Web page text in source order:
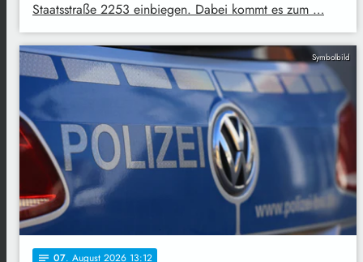
Staatsstraße 2253 einbiegen. Dabei kommt es zum …
Symbolbild
notes 07. August 2026 13:12